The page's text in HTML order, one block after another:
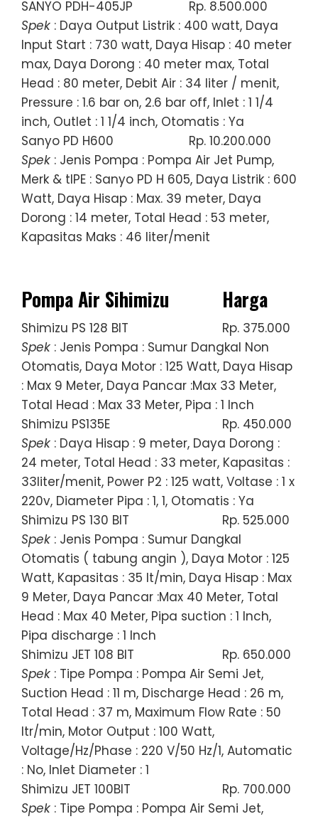
SANYO PDH-405JP
Rp. 8.500.000
Spek : Daya Output Listrik : 400 watt, Daya
Input Start : 730 watt, Daya Hisap : 40 meter
max, Daya Dorong : 40 meter max, Total
Head : 80 meter, Debit Air : 34 liter / menit,
Pressure : 1.6 bar on, 2.6 bar off, Inlet : 1 1/4
inch, Outlet : 1 1/4 inch, Otomatis : Ya
Sanyo PD H600
Rp. 10.200.000
Spek : Jenis Pompa : Pompa Air Jet Pump,
Merk & tIPE : Sanyo PD H 605, Daya Listrik : 600
Watt, Daya Hisap : Max. 39 meter, Daya
Dorong : 14 meter, Total Head : 53 meter,
Kapasitas Maks : 46 liter/menit
Pompa Air Sihimizu Harga
Shimizu PS 128 BIT
Rp. 375.000
Spek : Jenis Pompa : Sumur Dangkal Non
Otomatis, Daya Motor : 125 Watt, Daya Hisap
: Max 9 Meter, Daya Pancar :Max 33 Meter,
Total Head : Max 33 Meter, Pipa : 1 Inch
Shimizu PS135E
Rp. 450.000
Spek : Daya Hisap : 9 meter, Daya Dorong :
24 meter, Total Head : 33 meter, Kapasitas :
33liter/menit, Power P2 : 125 watt, Voltase : 1 x
220v, Diameter Pipa : 1, 1, Otomatis : Ya
Shimizu PS 130 BIT
Rp. 525.000
Spek : Jenis Pompa : Sumur Dangkal
Otomatis ( tabung angin ), Daya Motor : 125
Watt, Kapasitas : 35 lt/min, Daya Hisap : Max
9 Meter, Daya Pancar :Max 40 Meter, Total
Head : Max 40 Meter, Pipa suction : 1 Inch,
Pipa discharge : 1 Inch
Shimizu JET 108 BIT
Rp. 650.000
Spek : Tipe Pompa : Pompa Air Semi Jet,
Suction Head : 11 m, Discharge Head : 26 m,
Total Head : 37 m, Maximum Flow Rate : 50
ltr/min, Motor Output : 100 Watt,
Voltage/Hz/Phase : 220 V/50 Hz/1, Automatic
: No, Inlet Diameter : 1
Shimizu JET 100BIT
Rp. 700.000
Spek : Tipe Pompa : Pompa Air Semi Jet,